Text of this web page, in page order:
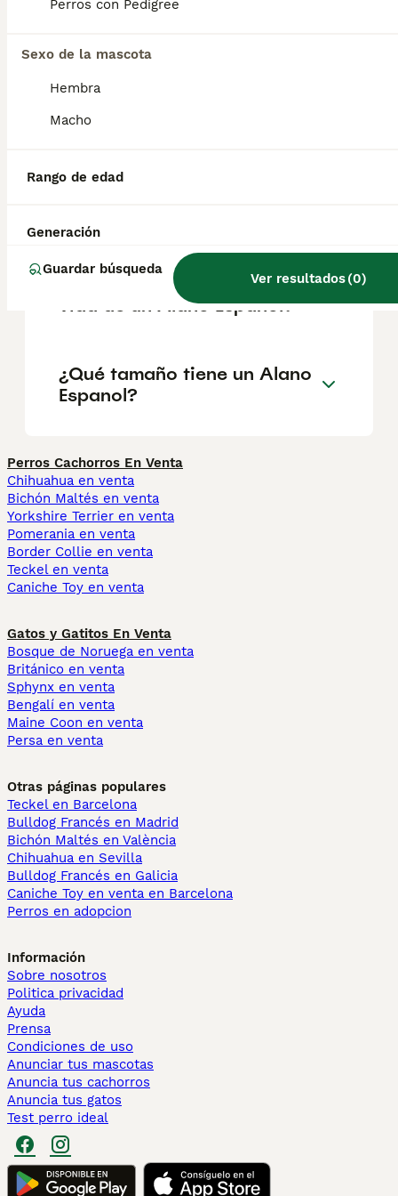
Perros con Pedigree
Sexo de la mascota
Hembra
Macho
Rango de edad
Generación
Guardar búsqueda
Ver resultados(0)
¿Cómo es el carácter de
¿Cuáles son las ventajas y
¿Cuál es la esperanza de
vida de un Alano Espanol?
¿Qué tamaño tiene un Alano
Espanol?
Perros Cachorros En Venta
Chihuahua en venta
Bichón Maltés en venta
Yorkshire Terrier en venta
Pomerania en venta
Border Collie en venta
Teckel en venta
Caniche Toy en venta
Gatos y Gatitos En Venta
Bosque de Noruega en venta
Británico en venta
Sphynx en venta
Bengalí en venta
Maine Coon en venta
Persa en venta
Otras páginas populares
Teckel en Barcelona
Bulldog Francés en Madrid
Bichón Maltés en València
Chihuahua en Sevilla
Bulldog Francés en Galicia
Caniche Toy en venta en Barcelona
Perros en adopcion
Información
Sobre nosotros
Politica privacidad
Ayuda
Prensa
Condiciones de uso
Anunciar tus mascotas
Anuncia tus cachorros
Anuncia tus gatos
Test perro ideal